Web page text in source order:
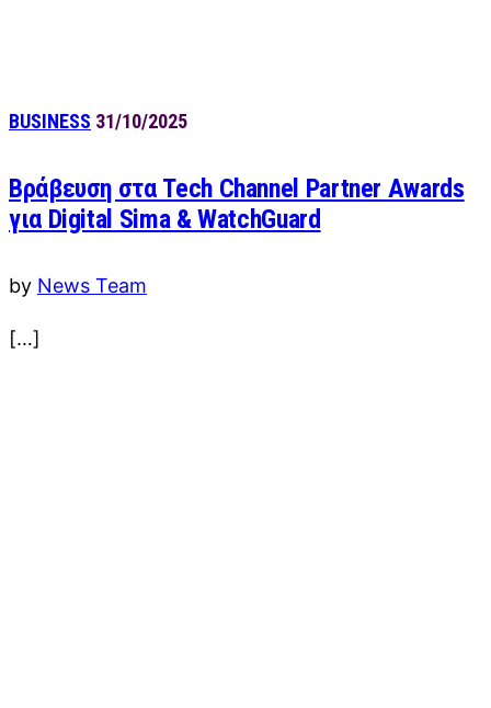
BUSINESS 31/10/2025
Βράβευση στα Tech Channel Partner Awards
για Digital Sima & WatchGuard
by News Team
[…]